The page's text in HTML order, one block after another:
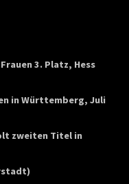
3. Platz, Hess
in Württemberg, Juli
zweiten Titel in